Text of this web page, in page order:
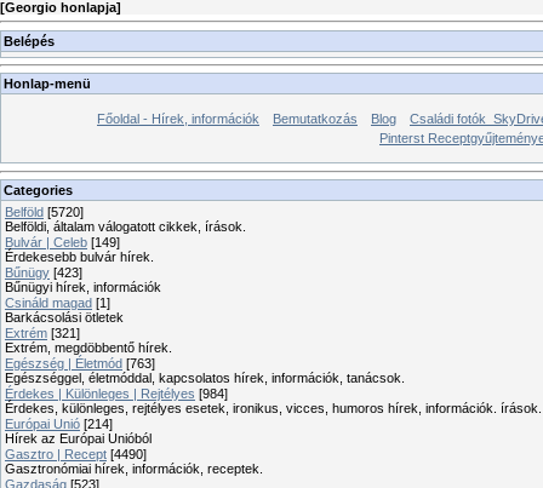
[Georgio honlapja]
Belépés
Honlap-menü
Főoldal - Hírek, információk Bemutatkozás Blog
Családi
Pinterst
Categories
Belföld [5720]
Belföldi, általam válogatott cikkek, írások.
Bulvár | Celeb [149]
Érdekesebb bulvár hírek.
Bűnügy [423]
Bűnügyi hírek, információk
Csináld magad [1]
Barkácsolási ötletek
Extrém [321]
Extrém, megdöbbentő hírek.
Egészség | Életmód [763]
Egészséggel, életmóddal, kapcsolatos hírek, információk, tanácsok.
Érdekes | Különleges | Rejtélyes [984]
Érdekes, különleges, rejtélyes esetek, ironikus, vicces, humoros hírek, információk. írások.
Európai Unió [214]
Hírek az Európai Unióból
Gasztro | Recept [4490]
Gasztronómiai hírek, információk, receptek.
Gazdaság [523]